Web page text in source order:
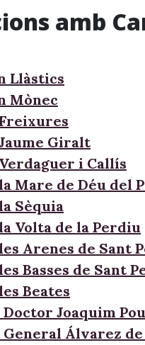
amb
Llàstics
Mònec
Giralt
i Callís
Mare de Déu del
Sèquia
Volta de la Perdiu
Arenes de Sant
Basses de Sant
Beates
Joaquim Pou
Álvarez de